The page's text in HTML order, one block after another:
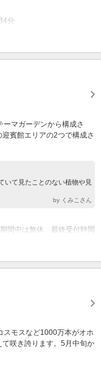
分
中無休
ーマガーデンから構成さ
賓館エリアの2つで構成さ
いて見たことのない植物や見
by くみこさん
間中は無休 最終受付時間
スモスなど1000万本がオホ
咲き誇ります。5月中旬か